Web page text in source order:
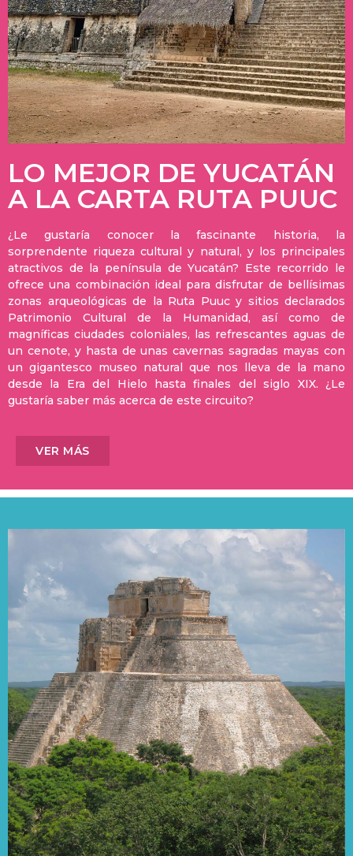
LO MEJOR DE YUCATÁN
A LA CARTA RUTA PUUC
¿Le gustaría conocer la fascinante historia, la
sorprendente riqueza cultural y natural, y los principales
atractivos de la península de Yucatán? Este recorrido le
ofrece una combinación ideal para disfrutar de bellísimas
zonas arqueológicas de la Ruta Puuc y sitios declarados
Patrimonio Cultural de la Humanidad, así como de
magníficas ciudades coloniales, las refrescantes aguas de
un cenote, y hasta de unas cavernas sagradas mayas con
un gigantesco museo natural que nos lleva de la mano
desde la Era del Hielo hasta finales del siglo XIX. ¿Le
gustaría saber más acerca de este circuito?
VER MÁS